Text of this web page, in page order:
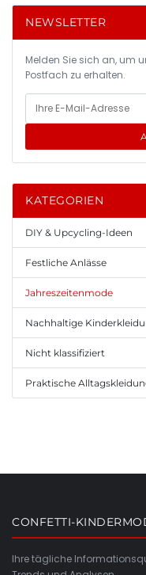
NEWSLETTER
Melden Sie sich an, um
Postfach zu erhalten.
KATEGORIEN
DIY & Upcycling-Ideen
Festliche Anlässe
Jahreszeitenmode
Nachhaltige
Nicht klassifiziert
Praktische
CONFETTI-
Ihre tägliche